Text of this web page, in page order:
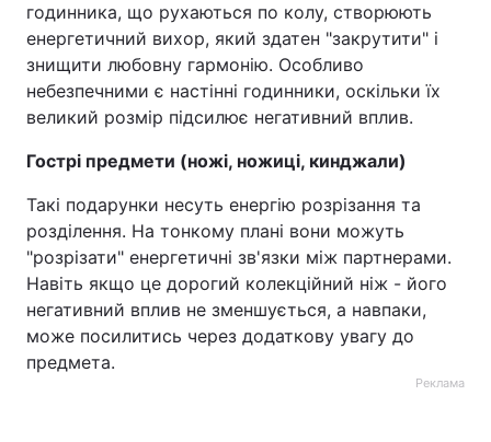
годинника, що рухаються по колу, створюють
енергетичний вихор, який здатен "закрутити" і
знищити любовну гармонію. Особливо
небезпечними є настінні годинники, оскільки їх
великий розмір підсилює негативний вплив.
Гострі предмети (ножі, ножиці, кинджали)
Такі подарунки несуть енергію розрізання та
розділення. На тонкому плані вони можуть
"розрізати" енергетичні зв'язки між партнерами.
Навіть якщо це дорогий колекційний ніж - його
негативний вплив не зменшується, а навпаки,
може посилитись через додаткову увагу до
предмета.
Реклама